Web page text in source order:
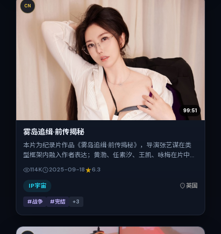
CN
99:51
雾岛追缉·前传揭秘
本片为纪录片作品《雾岛追缉·前传揭秘》，导演张艺谋在类
型框架内融入作者表达；黄渤、任素汐、王凯、咏梅在片中承
国。上映时间 2025年9月18日（公映登记日 2025-09-
18），全片147分钟，节奏张弛有度。
114K 2025-09-18 6.3
IP宇宙 英国
#战争 #完结 +3